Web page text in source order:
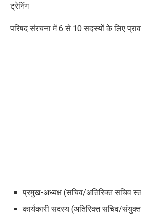
ट्रेनिंग
परिषद संरचना में 6 से 10 सदस्यों के लिए
प्रमुख-अध्यक्ष (सचिव/अतिरिक्त सचिव
कार्यकारी सदस्य (अतिरिक्त सचिव/